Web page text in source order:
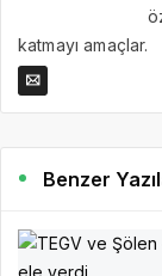
katmayı amaçlar.
Benzer